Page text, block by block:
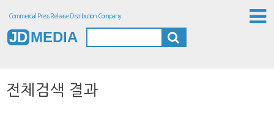
Commercial Press Release Distribution Company
JD MEDIA
전체검색 결과